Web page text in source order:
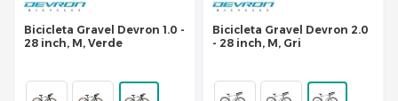
Bicicleta Gravel Devron 1.0 -
28 inch, M, Verde
Bicicleta Gravel Devron 2.0
- 28 inch, M, Gri